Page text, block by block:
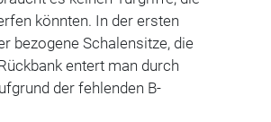
könnten. In der ersten
bezogene Schalensitze, die
entert man durch
der fehlenden B-